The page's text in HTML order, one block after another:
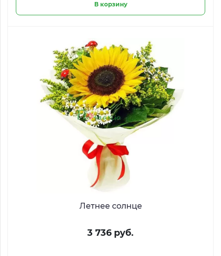
В корзину
Летнее солнце
3 736 руб.